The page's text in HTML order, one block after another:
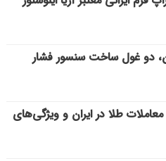
دو غول ساخت سنسور فشار
طلا در ایران و ویژگی‌های